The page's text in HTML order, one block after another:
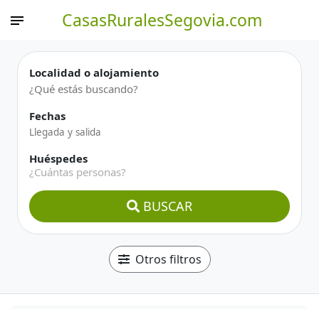
CasasRuralesSegovia.com
Localidad o alojamiento
Fechas
Huéspedes
¿Cuántas personas?
BUSCAR
Otros filtros